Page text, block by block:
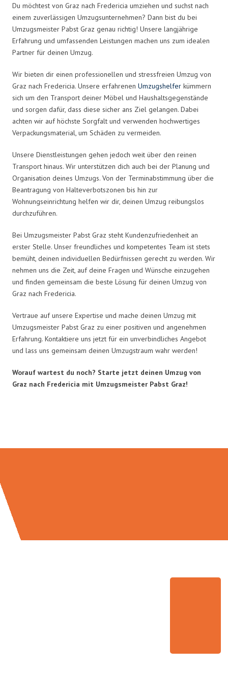
Du möchtest von Graz nach Fredericia umziehen und suchst nach
einem zuverlässigen Umzugsunternehmen? Dann bist du bei
Umzugsmeister Pabst Graz genau richtig! Unsere langjährige
Erfahrung und umfassenden Leistungen machen uns zum idealen
Partner für deinen Umzug.
Wir bieten dir einen professionellen und stressfreien Umzug von
Graz nach Fredericia. Unsere erfahrenen Umzugshelfer kümmern
sich um den Transport deiner Möbel und Haushaltsgegenstände
und sorgen dafür, dass diese sicher ans Ziel gelangen. Dabei
achten wir auf höchste Sorgfalt und verwenden hochwertiges
Verpackungsmaterial, um Schäden zu vermeiden.
Unsere Dienstleistungen gehen jedoch weit über den reinen
Transport hinaus. Wir unterstützen dich auch bei der Planung und
Organisation deines Umzugs. Von der Terminabstimmung über die
Beantragung von Halteverbotszonen bis hin zur
Wohnungseinrichtung helfen wir dir, deinen Umzug reibungslos
durchzuführen.
Bei Umzugsmeister Pabst Graz steht Kundenzufriedenheit an
erster Stelle. Unser freundliches und kompetentes Team ist stets
bemüht, deinen individuellen Bedürfnissen gerecht zu werden. Wir
nehmen uns die Zeit, auf deine Fragen und Wünsche einzugehen
und finden gemeinsam die beste Lösung für deinen Umzug von
Graz nach Fredericia.
Vertraue auf unsere Expertise und mache deinen Umzug mit
Umzugsmeister Pabst Graz zu einer positiven und angenehmen
Erfahrung. Kontaktiere uns jetzt für ein unverbindliches Angebot
und lass uns gemeinsam deinen Umzugstraum wahr werden!
Worauf wartest du noch? Starte jetzt deinen Umzug von
Graz nach Fredericia mit Umzugsmeister Pabst Graz!